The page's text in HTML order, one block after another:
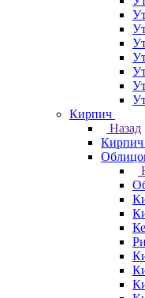
Кирпич
Назад
Кирпич